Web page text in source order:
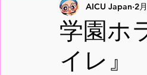
イベント情報 アプリ/
メイキング
学園ホ
イレ』
AICU Japan 2